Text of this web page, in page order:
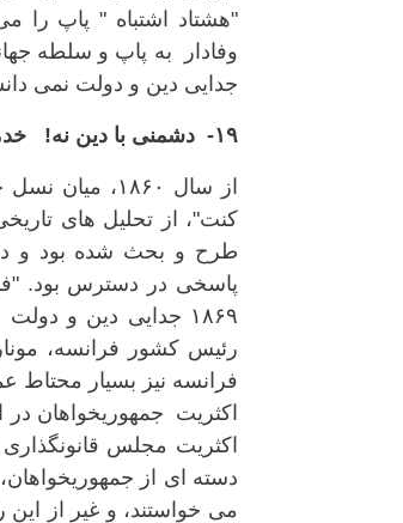
"هشتاد اشتباه " پاپ را
وفادار به پاپ و سلطه
جدایی دین و دولت نمی
۱۹- دشمنی با دین نه! خدمتگزاری آزادی وجدان آری!
از سال ۱۸۶۰،
کنت"، از تحلیل های
طرح و بحث شده بود و در
پاسخی در دسترس بود.
۱۸۶۹ جدایی دین و
رئیس کشور فرانسه،
فرانسه نیز بسیار محتاط
اکثریت جمهوریخواهان
اکثریت مجلس
دسته ای از
می خواستند، و غیر از این